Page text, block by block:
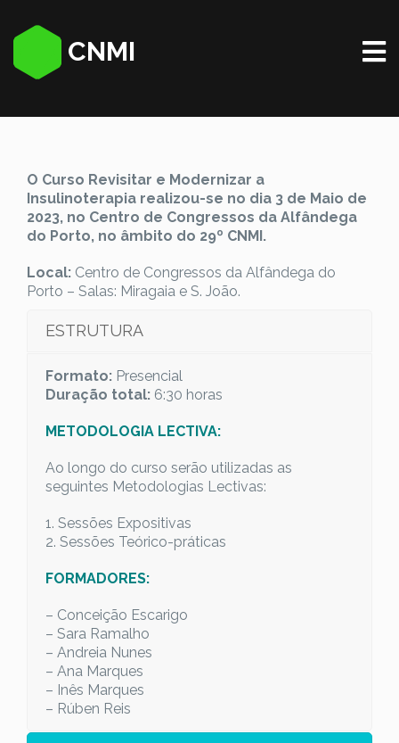
CNMI
O Curso Revisitar e Modernizar a
Insulinoterapia realizou-se no dia 3 de Maio de
2023, no Centro de Congressos da Alfândega
do Porto, no âmbito do 29º CNMI.
Local: Centro de Congressos da Alfândega do
Porto – Salas: Miragaia e S. João.
ESTRUTURA
Formato: Presencial
Duração total: 6:30 horas
METODOLOGIA LECTIVA:
Ao longo do curso serão utilizadas as
seguintes Metodologias Lectivas:
1. Sessões Expositivas
2. Sessões Teórico-práticas
FORMADORES:
– Conceição Escarigo
– Sara Ramalho
– Andreia Nunes
– Ana Marques
– Inês Marques
– Rúben Reis